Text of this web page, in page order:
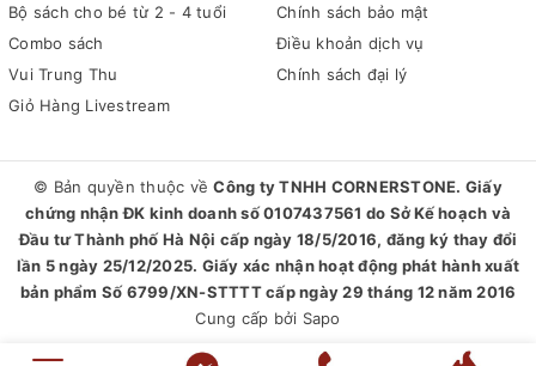
Bộ sách cho bé từ 2 - 4 tuổi
Combo sách
Vui Trung Thu
Giỏ Hàng Livestream
Chính sách bảo mật
Điều khoản dịch vụ
Chính sách đại lý
© Bản quyền thuộc vềCông ty TNHH CORNERSTONE. Giấy
chứng nhận ĐK kinh doanh số 0107437561 do Sở Kế hoạch và
Đầu tư Thành phố Hà Nội cấp ngày 18/5/2016, đăng ký thay đổi
lần 5 ngày 25/12/2025. Giấy xác nhận hoạt động phát hành xuất
bản phẩm Số 6799/XN-STTTT cấp ngày 29 tháng 12 năm 2016
Cung cấp bởi Sapo